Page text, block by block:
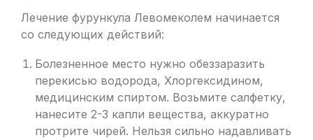
Лечение фурункула Левомеколем начинается
со следующих действий:
Болезненное место нужно обеззаразить
перекисью водорода, Хлоргексидином,
медицинским спиртом. Возьмите салфетку,
нанесите 2-3 капли вещества, аккуратно
протрите чирей. Нельзя сильно надавливать